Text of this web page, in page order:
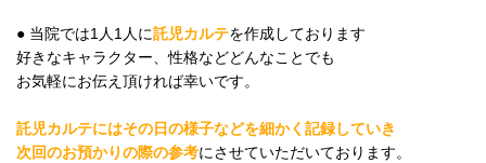
● 当院では1人1人に託児カルテを作成しております
好きなキャラクター、性格などどんなことでも
お気軽にお伝え頂ければ幸いです。
託児カルテにはその日の様子などを細かく記録していき
次回のお預かりの際の参考にさせていただいております。